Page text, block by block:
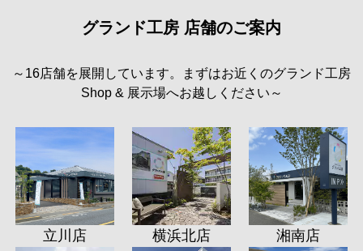
グランド工房 店舗のご案内
～16店舗を展開しています。まずはお近くのグランド工房
Shop & 展示場へお越しください～
立川店 横浜北店 湘南店